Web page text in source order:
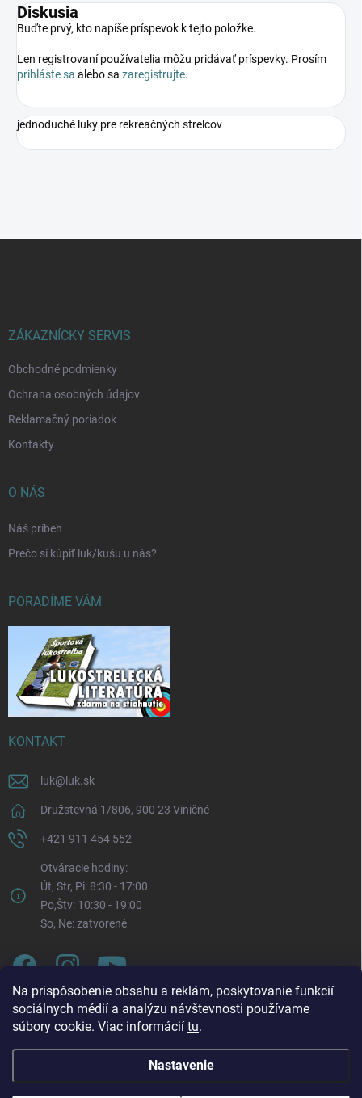
Na prispôsobenie obsahu a reklám, poskytovanie funkcií
sociálnych médií a analýzu návštevnosti používame
súbory cookie. Viac informácií tu.
Nastavenie
Diskusia
Buďte prvý, kto napíše príspevok k tejto položke.
Len registrovaní používatelia môžu pridávať príspevky. Prosím
prihláste sa alebo sa zaregistrujte.
jednoduché luky pre rekreačných strelcov
ZÁKAZNÍCKY SERVIS
Obchodné podmienky
Ochrana osobných údajov
Reklamačný poriadok
Kontakty
O NÁS
Náš príbeh
Prečo si kúpiť luk/kušu u nás?
PORADÍME VÁM
KONTAKT
luk@ luk.sk
Družstevná 1/806, 900 23 Viničné
+421 911 454 552
Otváracie hodiny:
Út, Str, Pi: 8:30 - 17:00
Po,Štv: 10:30 - 19:00
So, Ne: zatvorené